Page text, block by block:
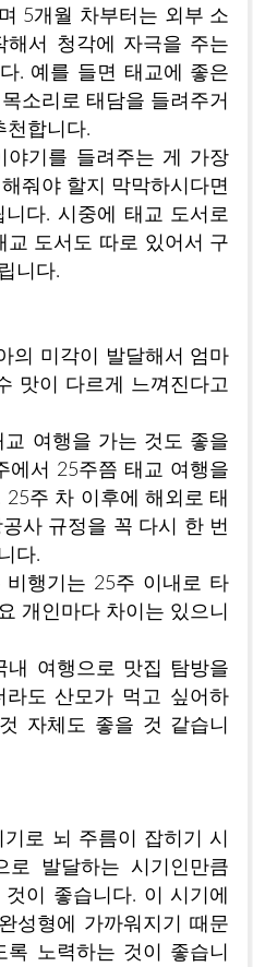
5개월 차부터는 외부 소
해서 청각에 자극을 주는
. 예를 들면 태교에 좋은
소리로 태담을 들려주거
천합니다.
야기를 들려주는 게 가장
줘야 할지 막막하시다면
다. 시중에 태교 도서로
교 도서도 따로 있어서 구
니다.
의 미각이 발달해서 엄마
맛이 다르게 느껴진다고
여행을 가는 것도 좋을
에서 25주쯤 태교 여행을
주 차 이후에 해외로 태
사 규정을 꼭 다시 한 번
다.
행기는 25주 이내로 타
개인마다 차이는 있으니
내 여행으로 맛집 탐방을
라도 산모가 먹고 싶어하
자체도 좋을 것 같습니
로 뇌 주름이 잡히기 시
로 발달하는 시기인만큼
이 좋습니다. 이 시기에
성형에 가까워지기 때문
노력하는 것이 좋습니